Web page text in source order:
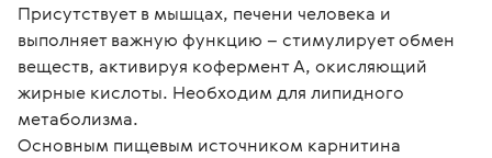
Присутствует в мышцах, печени человека и
выполняет важную функцию – стимулирует обмен
веществ, активируя кофермент A, окисляющий
жирные кислоты. Необходим для липидного
метаболизма.
Основным пищевым источником карнитина